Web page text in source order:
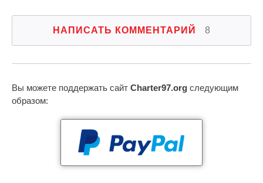
НАПИСАТЬ КОММЕНТАРИЙ 8
Вы можете поддержать сайт Charter97.org следующим
образом: